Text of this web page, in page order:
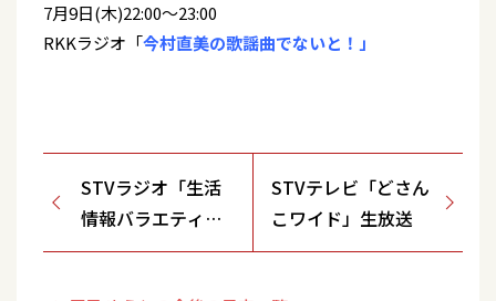
7月9日(木)22:00～23:00
RKKラジオ「今村直美の歌謡曲でないと！」
STVラジオ「生活
情報バラエティり
びんぐ」生放送
STVテレビ「どさん
こワイド」生放送